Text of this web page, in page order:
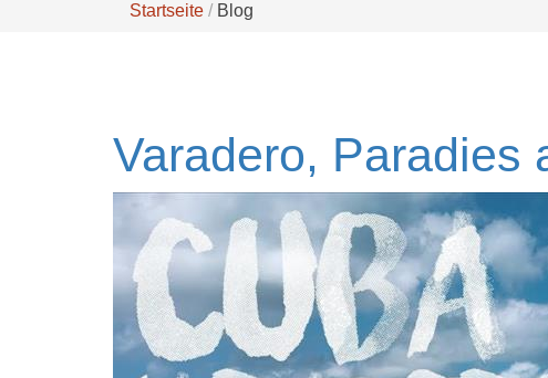
Startseite Blog
Varadero, Paradies